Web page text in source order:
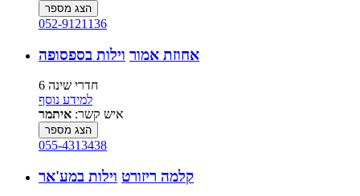
הצג מספר
052-9121136
אחוזת אמור וילות בספסופה
6 חדרי שינה
למידע נוסף
איש קשר: איתמר
הצג מספר
055-4313438
קלמה ריזורט וילות במע'אר